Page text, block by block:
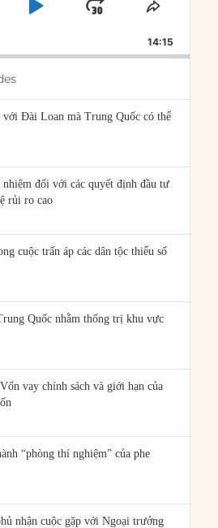
PLAYJUMP
FORWARD
SHARE
14:15
Đài Loan mà Trung Quốc có thể
đối với các quyết định đầu tư
rủi ro cao
cuộc trấn áp các dân tộc thiểu số
Quốc nhằm thống trị khu vực
vay chính sách và giới hạn của
“phòng thí nghiệm” của phe
nhận cuộc gặp với Ngoại trưởng